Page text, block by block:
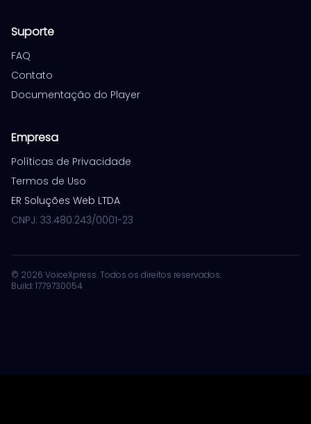
Suporte
FAQ
Contato
Documentação do Player
Empresa
Políticas de Privacidade
Termos de Uso
ER Soluções Web LTDA
CNPJ: 33.480.243/0001-23
© 2026 VoiceXpress. Todos os direitos reservados.
Build: 1779730054